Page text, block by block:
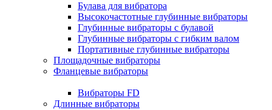
Булава для вибратора
Высокочастотные глубинные вибраторы
Глубинные вибраторы с булавой
Глубинные вибраторы с гибким валом
Портативные глубинные вибраторы
Площадочные вибраторы
Фланцевые вибраторы
Вибраторы FD
Длинные вибраторы